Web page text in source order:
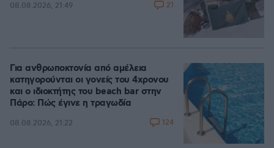
08.08.2026, 21:49 21
Για ανθρωποκτονία από αμέλεια
κατηγορούνται οι γονείς του 4χρονου
και ο ιδιοκτήτης του beach bar στην
Πάρο: Πώς έγινε η τραγωδία
08.08.2026, 21:22 124